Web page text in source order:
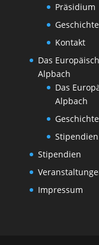
Präsidium
Geschichte
Kontakt
Das
Alpbach
Das
Alpbach
Geschichte
Stipendien
Stipendien
Impressum